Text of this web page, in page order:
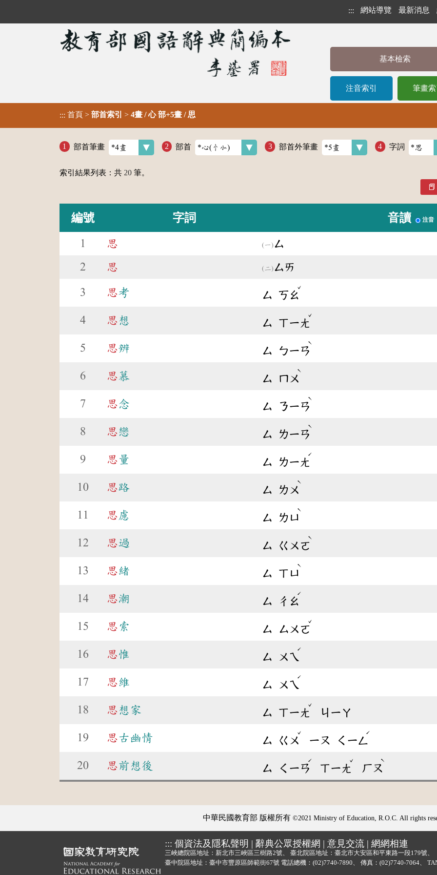
::: 網站導覽 最新消息
基本檢索
注音索引 筆畫
::: 首頁 > 部首索引 > 4畫 / 心 部+5畫 / 思
部首筆畫 部首 部首外筆畫 字詞
索引結果列表：共 20 筆。
編號 字詞 音讀 注音
1 思 ㄙ
2 思 ㄙㄞ
3 思考 ㄙ ㄎㄠ
ˇ
4 思 想 ㄙ ㄒㄧㄤ
ˇ
5 思辨 ㄙ ㄅㄧㄢ
ˋ
6 思 慕 ㄙ ㄇㄨ
ˋ
7 思念 ㄙ ㄋㄧㄢ
ˋ
8 思 戀 ㄙ ㄌㄧㄢ
ˋ
9 思 量 ㄙ ㄌㄧㄤ
ˊ
10 思路 ㄙ ㄌㄨ
ˋ
11 思 慮 ㄙ ㄌㄩ
ˋ
12 思過 ㄙ ㄍㄨㄛ
ˋ
13 思緒 ㄙ ㄒㄩ
ˋ
14 思潮 ㄙ ㄔㄠ
ˊ
15 思 索 ㄙ ㄙㄨㄛ
ˇ
16 思惟 ㄙ ㄨㄟ
ˊ
17 思維 ㄙ ㄨㄟ
ˊ
18 思 想家 ㄙ ㄒㄧㄤ
ˇ
ㄐㄧㄚ
19 思 古幽情 ㄙ ㄍㄨ
ˇ
ㄧㄡ ㄑㄧㄥ
ˊ
20 思前想後 ㄙ ㄑㄧㄢ
ˊ
ㄒㄧㄤ
ˇ
ㄏㄡ
ˋ
中華民國教育部 版權所有 ©2021 Ministry of Education, R.O.C. All rights
::: 個資法及隱私聲明 | 辭典公眾授權網 | 意見交流 | 網網相連
三峽總院區地址：新北市三峽區三樹路2號、
臺北院區地址：臺北市大安區和平東路一段179號、
臺中院區地址：臺中市豐原區師範街67號 電話總機： (02)7740-7890 傳真：(02)7740-7064、